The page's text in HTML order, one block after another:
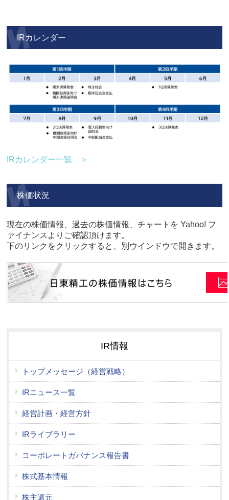
IRカレンダー
IRカレンダー一覧 ＞
株価状況
現在の株価情報、過去の株価情報、チャートを Yahoo! フ
ァイナンスよりご確認頂けます。
下のリンクをクリックすると、別ウインドウで開きます。
IR情報
トップメッセージ（経営戦略）
IRニュース一覧
経営計画・経営方針
IRライブラリー
コーポレートガバナンス報告書
株式基本情報
株主還元